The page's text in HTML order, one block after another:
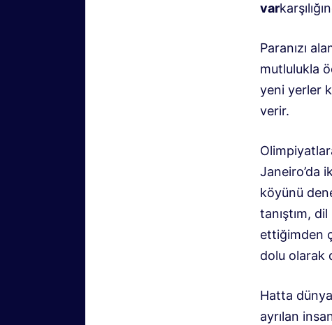
var
Paranızı
mutlulukla
yeni yerler
verir.
Janeiro’da
köyünü
tanıştım,
ettiğimden
dolu olarak
Hatta
ayrılan